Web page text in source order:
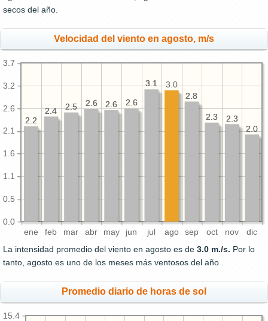
secos del año.
Velocidad del viento en agosto, m/s
ene feb mar abr may jun jul ago sep oct nov dic
0.0
0.5
1.1
1.6
2.1
2.6
3.2
3.7
2.0
2.3
2.3
2.8
3.1
2.6
2.6
2.6
2.5
2.4
2.2
2.0
2.3
2.3
2.8
3.0
3.1
2.6
2.6
2.6
2.5
2.4
2.2
La intensidad promedio del viento en agosto es de 3.0 m./s. Por lo
tanto, agosto es uno de los meses más ventosos del año .
Promedio diario de horas de sol
15.4